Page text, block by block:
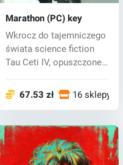
Marathon (PC) key
Wkrocz do tajemniczego
świata science fiction
Tau Ceti IV, opuszczonej
67.53 zł 16 sklepy